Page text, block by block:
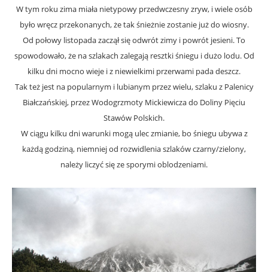
W tym roku zima miała nietypowy przedwczesny zryw, i wiele osób
było wręcz przekonanych, że tak śnieżnie zostanie już do wiosny.
Od połowy listopada zaczął się odwrót zimy i powrót jesieni. To
spowodowało, że na szlakach zalegają resztki śniegu i dużo lodu. Od
kilku dni mocno wieje i z niewielkimi przerwami pada deszcz.
Tak też jest na popularnym i lubianym przez wielu, szlaku z Palenicy
Białczańskiej, przez Wodogrzmoty Mickiewicza do Doliny Pięciu
Stawów Polskich.
W ciągu kilku dni warunki mogą ulec zmianie, bo śniegu ubywa z
każdą godziną, niemniej od rozwidlenia szlaków czarny/zielony,
należy liczyć się ze sporymi oblodzeniami.